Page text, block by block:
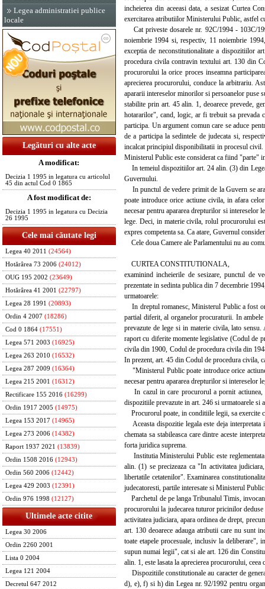
Legea administratiei publice
locale
Legături cu alte acte
A modificat:
Decizia 1 1995 in legatura cu articolul
45 din actul Cod 0 1865
A fost modificat de:
Decizia 1 1995 in legatura cu Decizia
26 1995
Cele mai căutate legi
Legea 40 2011 (24564)
Hotărârea 73 2006 (24012)
OUG 195 2002 (23649)
Hotărârea 41 2001 (22797)
Legea 28 1991 (20893)
Ordin 4 2007 (18286)
Cod 0 1864 (17551)
Legea 571 2003 (16925)
Legea 263 2010 (16532)
Legea 287 2009 (16364)
Legea 215 2001 (16312)
Rectificare 155 2016 (16299)
Ordin 1917 2005 (14975)
Legea 153 2017 (14965)
Legea 273 2006 (14382)
Raport 1937 2021 (13839)
Ordin 1508 2016 (12943)
Ordin 560 2006 (12442)
Legea 429 2003 (12391)
Ordin 976 1998 (12127)
Ultimele acte citite
Legea 30 2006
Ordin 2260 2001
Lista 0 2004
Legea 121 2004
Decretul 647 2012
incheierea din aceeasi data, a sesizat Curtea
exercitarea atributiilor Ministerului Public, astfel
Cat priveste dosarele nr. 92C/1994 - 103C/
noiembrie 1994 si, respectiv, 11 noiembrie
exceptia de neconstitutionalitate a dispozitiilor
procedura civila contravin textului art. 130 din
procurorului la orice proces inseamna
aprecierea procurorului, conduce la arbitrariu.
apararii intereselor minorilor si persoanelor puse
stabilite prin art. 45 alin. 1, deoarece prevede,
hotararilor", cand, logic, ar fi trebuit sa prevada
participa. Un argument comun care se aduce
de a participa la sedintele de judecata si,
incalcat principiul disponibilitatii in procesul civil.
Ministerul Public este considerat ca fiind "parte"
In temeiul dispozitiilor art. 24 alin. (3) din
Guvernului.
In punctul de vedere primit de la Guvern se
poate introduce orice actiune civila, in afara
necesar pentru apararea drepturilor si intereselor
lege. Deci, in materie civila, rolul procurorului
expres competenta sa. Ca atare, Guvernul
Cele doua Camere ale Parlamentului nu au
CURTEA CONSTITUTIONALA,
examinind incheierile de sesizare, punctul de
prezentate in sedinta publica din 7 decembrie
urmatoarele:
In dreptul romanesc, Ministerul Public a fost
partial diferit, al organelor procuraturii. In
prevazute de lege si in materie civila, lato
raport cu diferite momente legislative (Codul de
civila din 1900, Codul de procedura civila din
In prezent, art. 45 din Codul de procedura civila,
"Ministerul Public poate introduce orice
necesar pentru apararea drepturilor si intereselor
In cazul in care procurorul a pornit actiunea,
dispozitiile prevazute in art. 246 si urmatoarele si
Procurorul poate, in conditiile legii, sa exercite
Aceasta dispozitie legala este deja
chemata sa stabileasca care dintre aceste
forta juridica suprema.
Institutia Ministerului Public este
alin. (1) se precizeaza ca "In activitatea
libertatile cetatenilor". Examinarea
judecatoresti, partile interesate si Ministerul
Parchetul de pe langa Tribunalul Timis,
procurorului la judecarea tuturor pricinilor
activitatea judiciara, apara ordinea de drept,
art. 130 deoarece adauga atributii care nu sunt
toate etapele procesuale, inclusiv la
supun numai legii", cat si ale art. 126 din
alin. 1, este lasata la aprecierea procurorului,
Dispozitiile constitutionale au caracter de
d), e), f) si h) din Legea nr. 92/1992 pentru